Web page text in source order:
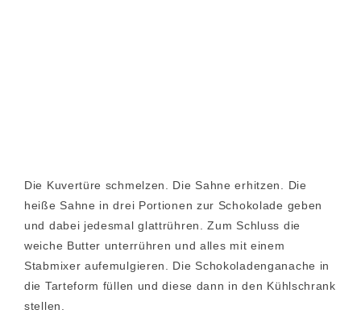
Die Kuvertüre schmelzen. Die Sahne erhitzen. Die
heiße Sahne in drei Portionen zur Schokolade geben
und dabei jedesmal glattrühren. Zum Schluss die
weiche Butter unterrühren und alles mit einem
Stabmixer aufemulgieren. Die Schokoladenganache in
die Tarteform füllen und diese dann in den Kühlschrank
stellen.